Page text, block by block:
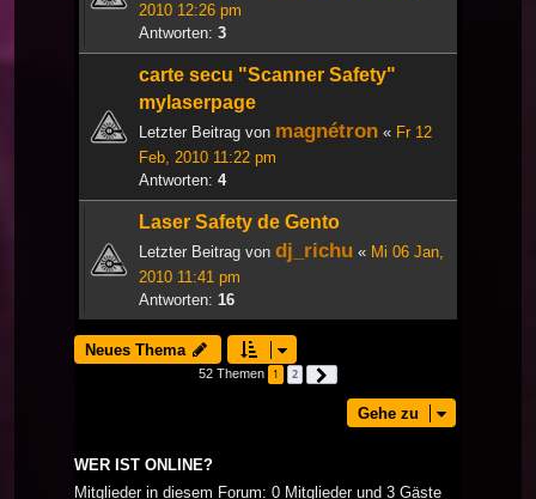
2010 12:26 pm
Antworten: 3
carte secu "Scanner Safety"
mylaserpage
Letzter Beitrag von magnétron « Fr 12
Feb, 2010 11:22 pm
Antworten: 4
Laser Safety de Gento
Letzter Beitrag von dj_richu « Mi 06 Jan,
2010 11:41 pm
Antworten: 16
Neues Thema
52 Themen 1 2
Gehe zu
WER IST ONLINE?
Mitglieder in diesem Forum: 0 Mitglieder und 3 Gäste